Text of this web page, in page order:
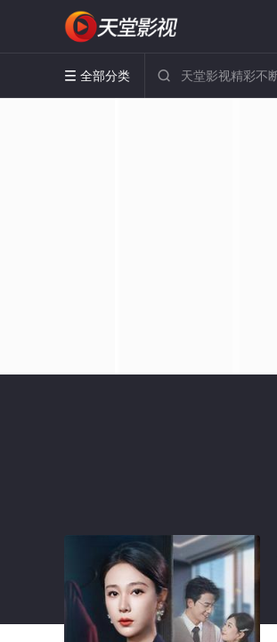
 全部分类 